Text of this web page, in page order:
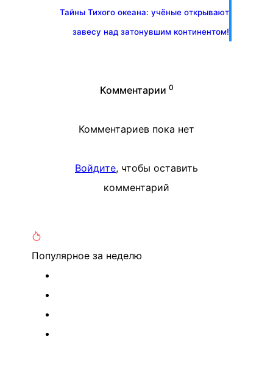
Тайны Тихого океана: учёные открывают
завесу над затонувшим континентом!
Комментарии 0
Комментариев пока нет
Войдите, чтобы оставить
комментарий
Популярное за неделю